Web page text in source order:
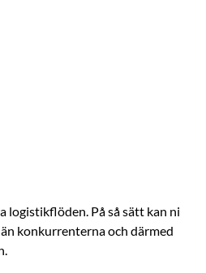
logistikflöden. På så sätt kan ni
konkurrenterna och därmed